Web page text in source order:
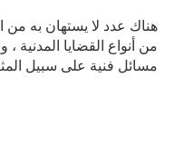
هناك عدد لا يستهان به من
من أنواع القضايا المدنية
مسائل فنية على سبيل